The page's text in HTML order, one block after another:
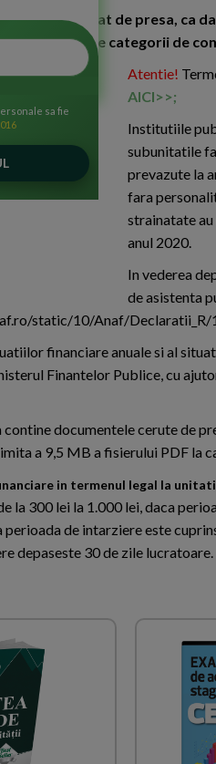
un comunicat de presa, ca
pentru anumite categorii de
Atentie!
AICI>>;
Institutiile
subunitatile
prevazute la
fara
strainatate
anul 2020.
In vederea
de asistenta
static/10/Anaf/Declaratii_R/
financiare anuale si al
Finantelor Publice, cu
contine documentele cerute de
a 9,5 MB a fisierului PDF la
in termenul legal la
la 300 lei la 1.000 lei, daca
perioada de intarziere este
depaseste 30 de zile lucratoare.
sa fie